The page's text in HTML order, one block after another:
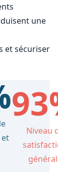
une
et sécuriser
Niveau